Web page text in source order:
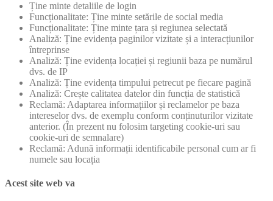
Ține minte detaliile de login
Funcționalitate: Ține minte setările de social media
Funcționalitate: Ține minte țara și regiunea selectată
Analiză: Ține evidența paginilor vizitate și a interacțiunilor
întreprinse
Analiză: Ține evidența locației și regiunii baza pe numărul
dvs. de IP
Analiză: Ține evidența timpului petrecut pe fiecare pagină
Analiză: Crește calitatea datelor din funcția de statistică
Reclamă: Adaptarea informațiilor și reclamelor pe baza
intereselor dvs. de exemplu conform conținuturilor vizitate
anterior. (În prezent nu folosim targeting cookie-uri sau
cookie-uri de semnalare)
Reclamă: Adună informații identificabile personal cum ar fi
numele sau locația
Acest site web va